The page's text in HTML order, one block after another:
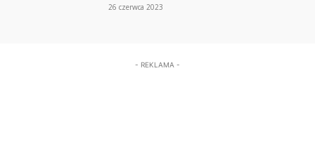
26 czerwca 2023
- REKLAMA -